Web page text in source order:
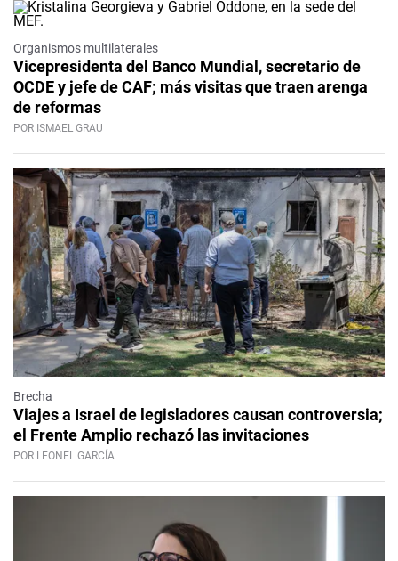
Organismos multilaterales
Vicepresidenta del Banco Mundial, secretario de
OCDE y jefe de CAF; más visitas que traen arenga
de reformas
POR ISMAEL GRAU
Brecha
Viajes a Israel de legisladores causan controversia;
el Frente Amplio rechazó las invitaciones
POR LEONEL GARCÍA